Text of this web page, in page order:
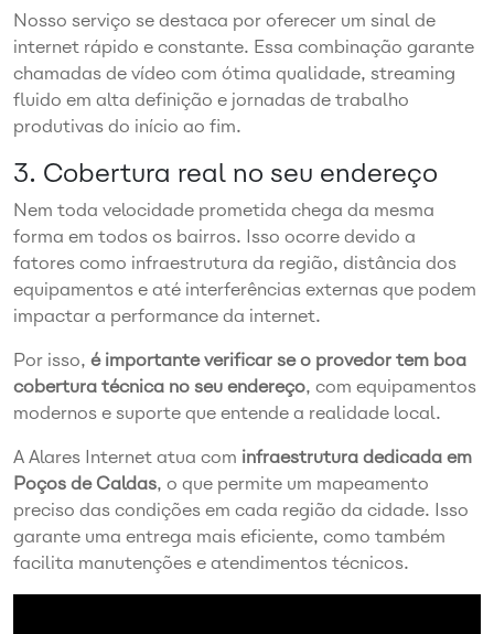
Nosso serviço se destaca por oferecer um sinal de
internet rápido e constante. Essa combinação garante
chamadas de vídeo com ótima qualidade, streaming
fluido em alta definição e jornadas de trabalho
produtivas do início ao fim.
3. Cobertura real no seu endereço
Nem toda velocidade prometida chega da mesma
forma em todos os bairros. Isso ocorre devido a
fatores como infraestrutura da região, distância dos
equipamentos e até interferências externas que podem
impactar a performance da internet.
Por isso, é importante verificar se o provedor tem boa
cobertura técnica no seu endereço, com equipamentos
modernos e suporte que entende a realidade local.
A Alares Internet atua com infraestrutura dedicada em
Poços de Caldas, o que permite um mapeamento
preciso das condições em cada região da cidade. Isso
garante uma entrega mais eficiente, como também
facilita manutenções e atendimentos técnicos.